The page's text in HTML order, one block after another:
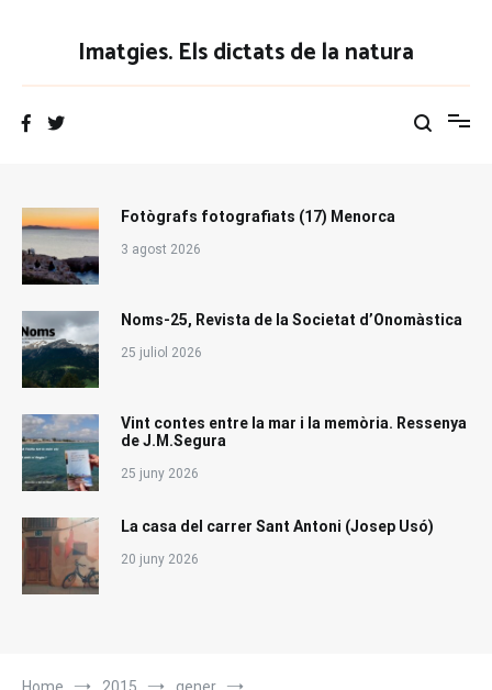
Imatgies. Els dictats de la natura
Fotògrafs fotografiats (17) Menorca
3 agost 2026
Noms-25, Revista de la Societat d’Onomàstica
25 juliol 2026
Vint contes entre la mar i la memòria. Ressenya
de J.M.Segura
25 juny 2026
La casa del carrer Sant Antoni (Josep Usó)
20 juny 2026